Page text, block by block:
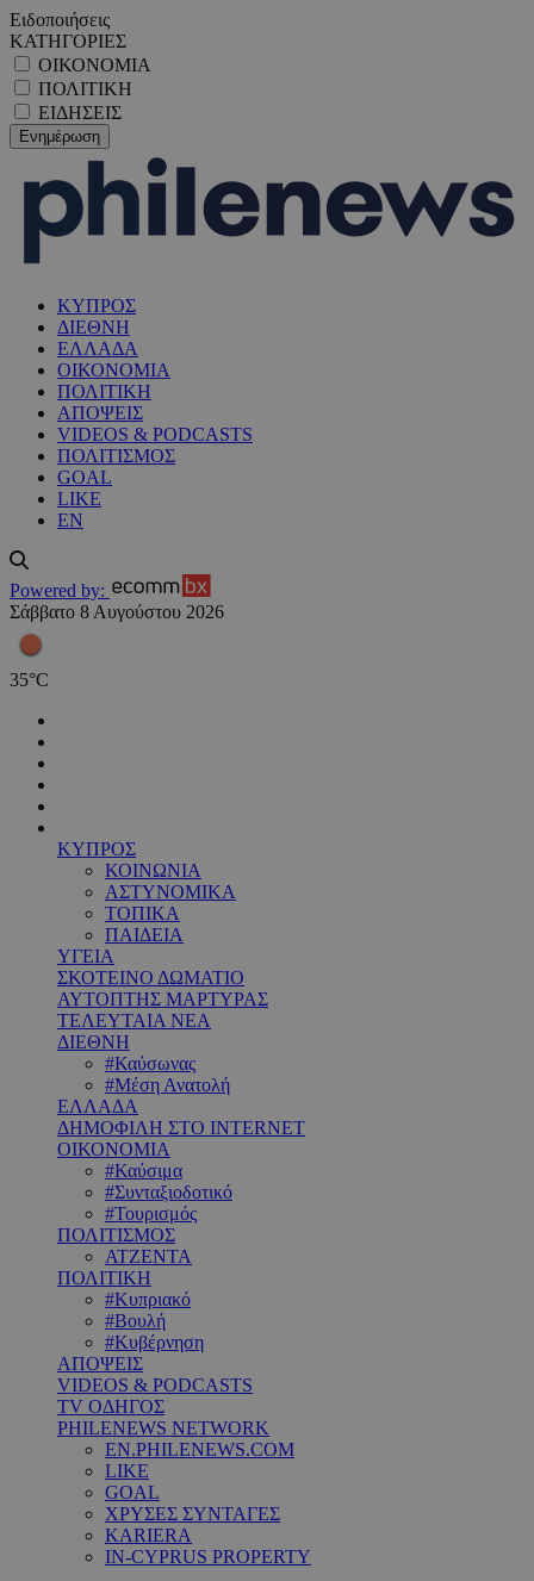
Ειδοποιήσεις
ΚΑΤΗΓΟΡΙΕΣ
ΟΙΚΟΝΟΜΙΑ
ΠΟΛΙΤΙΚΗ
ΕΙΔΗΣΕΙΣ
ΚΥΠΡΟΣ
ΔΙΕΘΝΗ
ΕΛΛΑΔΑ
ΟΙΚΟΝΟΜΙΑ
ΠΟΛΙΤΙΚΗ
ΑΠΟΨΕΙΣ
VIDEOS & PODCASTS
ΠΟΛΙΤΙΣΜΟΣ
GOAL
LIKE
EN
Powered by:
Σάββατο 8 Αυγούστου 2026
35°C
ΚΥΠΡΟΣ
ΚΟΙΝΩΝΙΑ
ΑΣΤΥΝΟΜΙΚΑ
ΤΟΠΙΚΑ
ΠΑΙΔΕΙΑ
ΥΓΕΙΑ
ΣΚΟΤΕΙΝΟ ΔΩΜΑΤΙΟ
ΑΥΤΟΠΤΗΣ ΜΑΡΤΥΡΑΣ
ΤΕΛΕΥΤΑΙΑ ΝΕΑ
ΔΙΕΘΝΗ
#Καύσωνας
#Μέση Ανατολή
ΕΛΛΑΔΑ
ΔΗΜΟΦΙΛΗ ΣΤΟ INTERNET
ΟΙΚΟΝΟΜΙΑ
#Καύσιμα
#Συνταξιοδοτικό
#Τουρισμός
ΠΟΛΙΤΙΣΜΟΣ
ΑΤΖΕΝΤΑ
ΠΟΛΙΤΙΚΗ
#Κυπριακό
#Βουλή
#Κυβέρνηση
ΑΠΟΨΕΙΣ
VIDEOS & PODCASTS
TV ΟΔΗΓΟΣ
PHILENEWS NETWORK
EN.PHILENEWS.COM
LIKE
GOAL
ΧΡΥΣΕΣ ΣΥΝΤΑΓΕΣ
KARIERA
IN-CYPRUS PROPERTY